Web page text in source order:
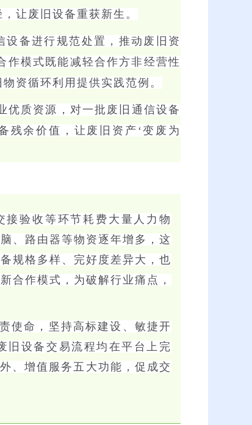
让废旧设备重获新生。
备进行规范处置，推动废旧资
作模式既能减轻合作方非经营性
资循环利用提供实践范例。
优质资源，对一批废旧通信设备
残余价值，让废旧资产‘变废为
验收等环节耗费大量人力物
、路由器等物资逐年增多，这
规格多样、完好度差异大，也
合作模式，为破解行业痛点，
使命，坚持高标建设、敏捷开
旧设备交易流程均在平台上完
、增值服务五大功能，促成交